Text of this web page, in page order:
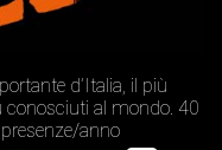
d’Italia, il più
conosciuti al mondo. 40
anno